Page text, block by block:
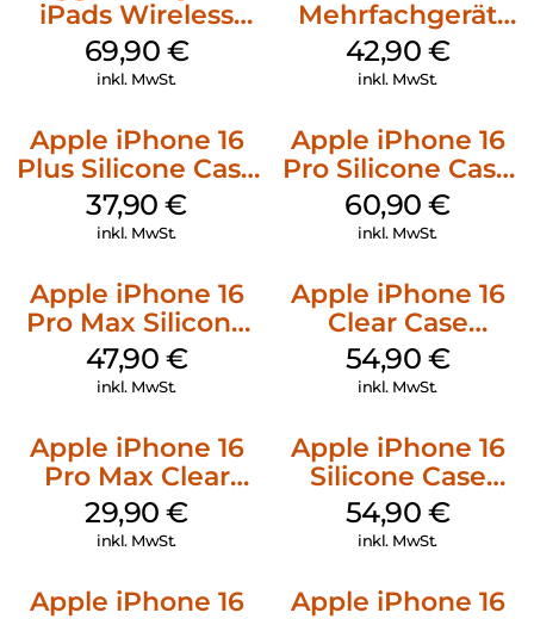
iPads Wireless
Charging Grau
69,90 €
inkl. MwSt.
Mehrfachgerät
Luna Grey
42,90 €
inkl. MwSt.
Apple iPhone 16
Plus Silicone Case
MagSafe Lake
Green
37,90€
inkl. MwSt.
Apple iPhone 16
Pro Silicone Case
MagSafe Stone
Gray
60,90€
inkl. MwSt.
Apple iPhone 16
Pro Max Silicone
Case MagSafe
Black
47,90 €
inkl. MwSt.
Apple iPhone 16
Clear Case
MagSafe
Transparent
54,90 €
inkl. MwSt.
Apple iPhone 16
Pro Max Clear
Case MagSafe
Transparent
29,90€
inkl. MwSt.
Apple iPhone 16
Silicone Case
MagSafe Lake
Green
54,90 €
inkl. MwSt.
Apple iPhone 16
Apple iPhone 16